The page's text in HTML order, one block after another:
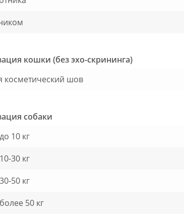
кошки (без эхо-скрининга)
косметический шов
собаки
10 кг
30 кг
50 кг
50 кг